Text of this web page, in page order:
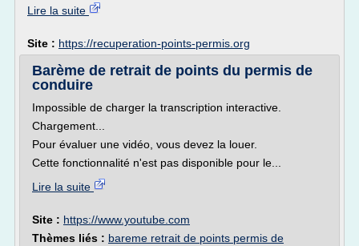
Lire la suite
Site : https://recuperation-points-permis.org
Barème de retrait de points du permis de
conduire
Impossible de charger la transcription interactive.
Chargement...
Pour évaluer une vidéo, vous devez la louer.
Cette fonctionnalité n'est pas disponible pour le...
Lire la suite
Site : https://www.youtube.com
Thèmes liés : bareme retrait de points permis de